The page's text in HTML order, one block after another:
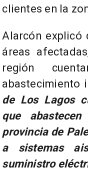
clientes en la
Alarcón explicó
áreas
región
abastecimiento
de Los Lagos
que
provincia de
a sistemas
suministro